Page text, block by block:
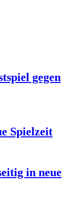
gegen
Spielzeit
in neue